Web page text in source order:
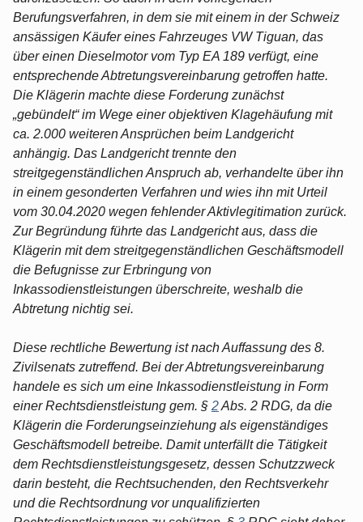
Berufungsverfahren, in dem sie mit einem in der Schweiz
ansässigen Käufer eines Fahrzeuges VW Tiguan, das
über einen Dieselmotor vom Typ EA 189 verfügt, eine
entsprechende Abtretungsvereinbarung getroffen hatte.
Die Klägerin machte diese Forderung zunächst
„gebündelt“ im Wege einer objektiven Klagehäufung mit
ca. 2.000 weiteren Ansprüchen beim Landgericht
anhängig. Das Landgericht trennte den
streitgegenständlichen Anspruch ab, verhandelte über ihn
in einem gesonderten Verfahren und wies ihn mit Urteil
vom 30.04.2020 wegen fehlender Aktivlegitimation zurück.
Zur Begründung führte das Landgericht aus, dass die
Klägerin mit dem streitgegenständlichen Geschäftsmodell
die Befugnisse zur Erbringung von
Inkassodienstleistungen überschreite, weshalb die
Abtretung nichtig sei.
Diese rechtliche Bewertung ist nach Auffassung des 8.
Zivilsenats zutreffend. Bei der Abtretungsvereinbarung
handele es sich um eine Inkassodienstleistung in Form
einer Rechtsdienstleistung gem. § 2Abs. 2 RDG, da die
Klägerin die Forderungseinziehung als eigenständiges
Geschäftsmodell betreibe. Damit unterfällt die Tätigkeit
dem Rechtsdienstleistungsgesetz, dessen Schutzzweck
darin besteht, die Rechtsuchenden, den Rechtsverkehr
und die Rechtsordnung vor unqualifizierten